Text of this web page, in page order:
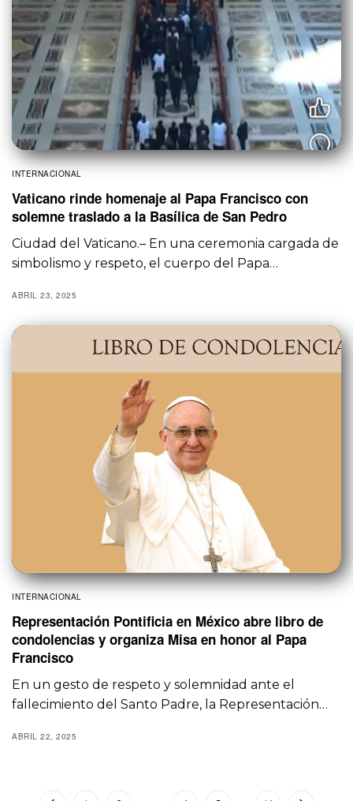
INTERNACIONAL
Vaticano rinde homenaje al Papa Francisco con
solemne traslado a la Basílica de San Pedro
Ciudad del Vaticano.– En una ceremonia cargada de
simbolismo y respeto, el cuerpo del Papa…
ABRIL 23, 2025
INTERNACIONAL
Representación Pontificia en México abre libro de
condolencias y organiza Misa en honor al Papa
Francisco
En un gesto de respeto y solemnidad ante el
fallecimiento del Santo Padre, la Representación…
ABRIL 22, 2025